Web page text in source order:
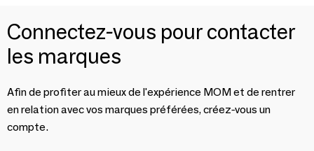
Connectez-vous pour contacter
les marques
Afin de profiter au mieux de l'expérience MOM et de rentrer
en relation avec vos marques préférées, créez-vous un
compte.